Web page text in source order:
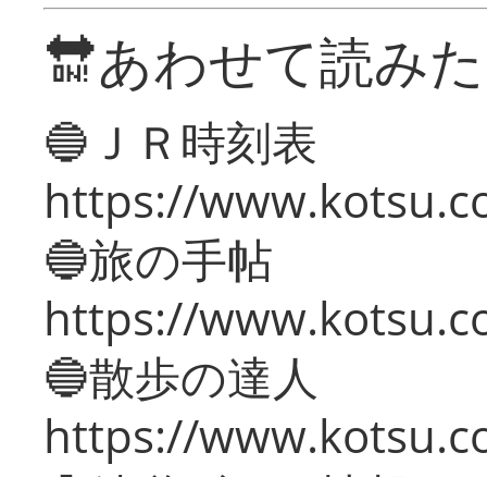
🔛あわせて読み
🔵ＪＲ時刻表
https://
🔵旅の手帖
https://
🔵散歩の達人
https://